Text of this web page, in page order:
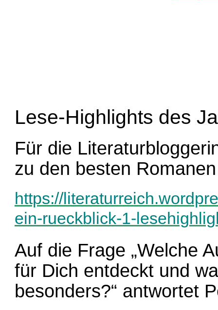
Lese-Highlights des
Für die
zu den besten
https://
ein-rueckblick-1-
Auf die Frage „Welche
für Dich entdeckt und
besonders?“ antwortet